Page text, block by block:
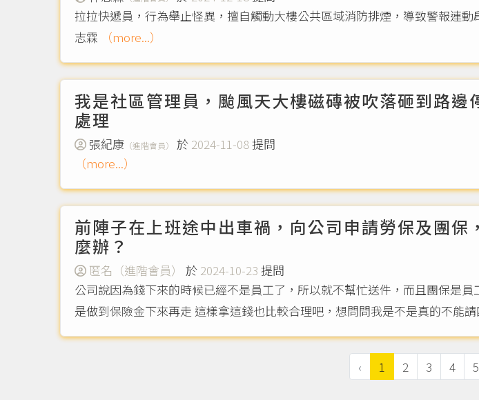
拉拉快遞員，行為舉止怪異，擅自觸動大樓公共區域消防排煙，導致警報連
志霖
（more...）
我是社區管理員，颱風天大樓磁磚被吹落砸到路
處理
張紀康 （進階會員） 於 2024-11-08提問
（more...）
前陣子在上班途中出車禍，向公司申請勞保及團
麼辦？
匿名（進階會員） 於 2024-10-23 提問
公司說因為錢下來的時候已經不是員工了，所以就不幫忙送件，而且團保是
是做到保險金下來再走 這樣拿這錢也比較合理吧，想問問我是不是真的不能
‹ 1 2 3 4 5